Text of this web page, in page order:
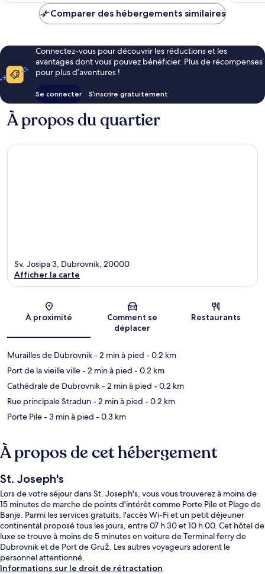
de
Comparer des hébergements similaires
Connectez-vous pour découvrir les réductions et les
avantages dont vous pouvez bénéficier. Plus de récompenses
pour plus d’aventures !
Se connecter S’inscrire gratuitement
À propos du quartier
Carte
Sv. Josipa 3, Dubrovnik, 20000
Afficher la carte
À proximité
Comment se
déplacer
Restaurants
Murailles de Dubrovnik- 2 min à pied - 0.2 km
Port de la vieille ville- 2 min à pied - 0.2 km
Cathédrale de Dubrovnik- 2 min à pied - 0.2 km
Rue principale Stradun- 2 min à pied - 0.2 km
Porte Pile- 3 min à pied - 0.3 km
À propos de cet hébergement
St. Joseph's
Lors de votre séjour dans St. Joseph's, vous vous trouverez à moins de
15 minutes de marche de points d'intérêt comme Porte Pile et Plage de
Banje. Parmi les services gratuits, l'accès Wi-Fi et un petit déjeuner
continental proposé tous les jours, entre 07 h 30 et 10 h 00. Cet hôtel de
luxe se trouve à moins de 5 minutes en voiture de Terminal ferry de
Dubrovnik et de Port de Gruž. Les autres voyageurs adorent le
personnel attentionné.
Informations sur le droit de rétractation